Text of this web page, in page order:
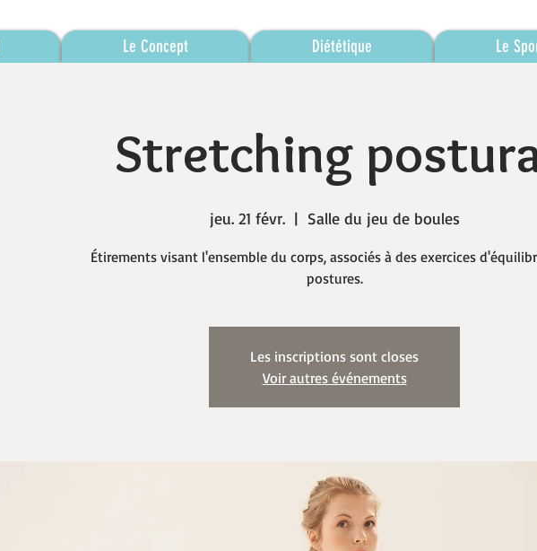
Le Concept Diététique Le
Stretching
jeu. 21 févr.
  |
Salle du jeu de boules
Étirements visant l'ensemble du corps, associés à des exercices
postures.
Les inscriptions sont closes
Voir autres événements